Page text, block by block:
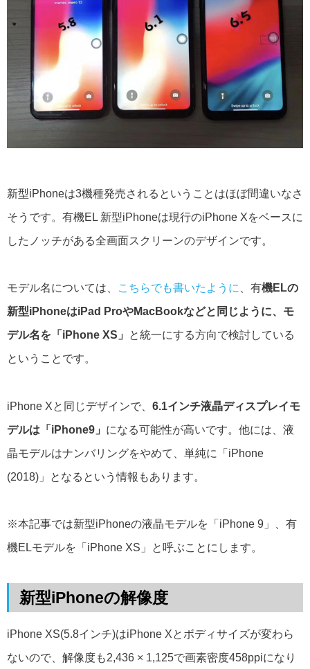
新型iPhoneは3機種発売されるということはほぼ間違いなさ
そうです。有機EL 新型iPhoneは現行のiPhone Xをベースに
したノッチがある全画面スクリーンのデザインです。
モデル名については、 こちらでも書いたように 、有機ELの
新型iPhoneはiPad ProやMacBookなどと同じように、モ
デル名を「iPhone XS」
と統一にする方向で検討している
ということです。
iPhone Xと同じデザインで、 6.1インチ液晶ディスプレイモ
デルは「iPhone9」 になる可能性が高いです。他には、液
晶モデルはナンバリングをやめて、単純に「iPhone
(2018)」となるという情報もあります。
※本記事では新型iPhoneの液晶モデルを「iPhone 9」、有
機ELモデルを「iPhone XS」と呼ぶことにします。
新型iPhoneの解像度
iPhone XS(5.8インチ)はiPhone Xとボディサイズが変わら
ないので、解像度も2,436 × 1,125で画素密度458ppiになり